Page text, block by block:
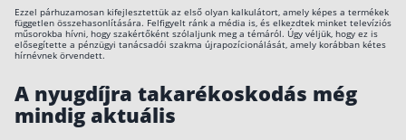
Egészségbiztosítás cégeknek
Magán egészségbiztosítás 💊
Egészségpénztár – Spórolj évi akár 150 ezer
Ezzel párhuzamosan kifejlesztettük az első olyan kalkulátort, amely képes a termékek
független összehasonlítására. Felfigyelt ránk a média is, és elkezdtek minket televíziós
műsorokba hívni, hogy szakértőként szólaljunk meg a témáról. Úgy véljük, hogy ez is
elősegítette a pénzügyi tanácsadói szakma újrapozícionálását, amely korábban kétes
hírnévnek örvendett.
A nyugdíjra takarékoskodás még
mindig aktuális